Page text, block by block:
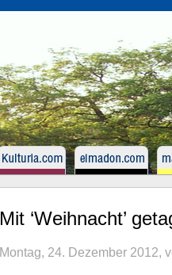
Mit ‘Weihnacht’
Montag, 24. Dezember 2012,